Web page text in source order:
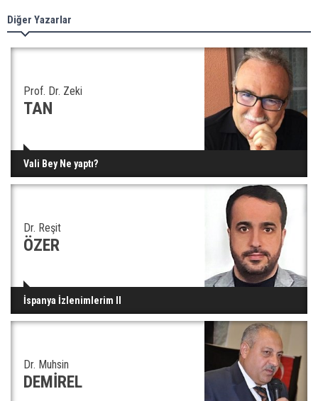
Diğer Yazarlar
Prof. Dr. Zeki
TAN
Vali Bey Ne yaptı?
Dr. Reşit
ÖZER
İspanya İzlenimlerim II
Dr. Muhsin
DEMİREL